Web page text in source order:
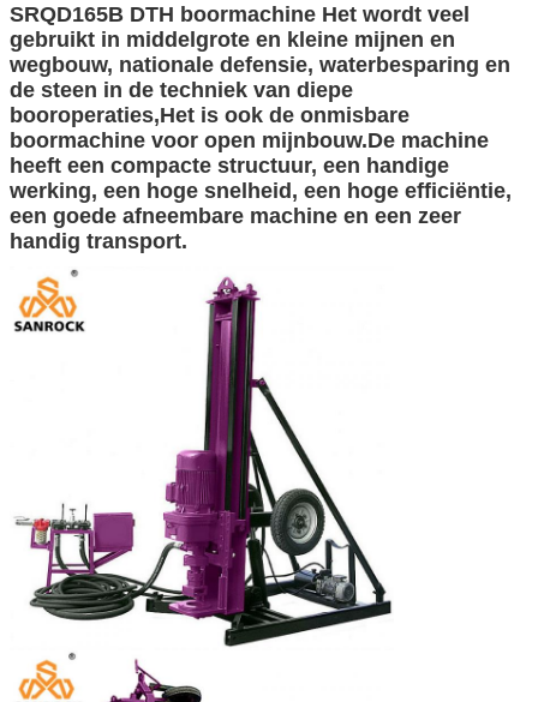
SRQD165B DTH boormachine Het wordt veel
gebruikt in middelgrote en kleine mijnen en
wegbouw, nationale defensie, waterbesparing en
de steen in de techniek van diepe
booroperaties,Het is ook de onmisbare
boormachine voor open mijnbouw.De machine
heeft een compacte structuur, een handige
werking, een hoge snelheid, een hoge efficiëntie,
een goede afneembare machine en een zeer
handig transport.